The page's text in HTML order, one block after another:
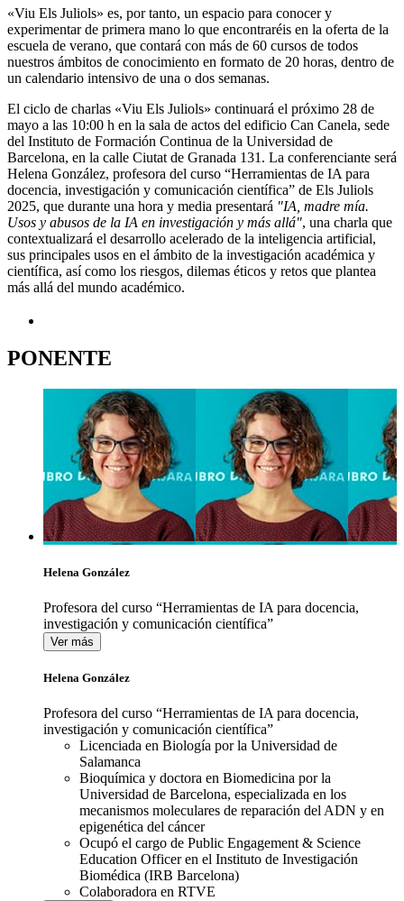
«Viu Els Juliols» es, por tanto, un espacio para conocer y
experimentar de primera mano lo que encontraréis en la oferta de la
escuela de verano, que contará con más de 60 cursos de todos
nuestros ámbitos de conocimiento en formato de 20 horas, dentro de
un calendario intensivo de una o dos semanas.
El ciclo de charlas «Viu Els Juliols» continuará el próximo 28 de
mayo a las 10:00 h en la sala de actos del edificio Can Canela, sede
del Instituto de Formación Continua de la Universidad de
Barcelona, en la calle Ciutat de Granada 131. La conferenciante será
Helena González, profesora del curso “Herramientas de IA para
docencia, investigación y comunicación científica” de Els Juliols
2025, que durante una hora y media presentará "IA, madre mía.
Usos y abusos de la IA en investigación y más allá", una charla que
contextualizará el desarrollo acelerado de la inteligencia artificial,
sus principales usos en el ámbito de la investigación académica y
científica, así como los riesgos, dilemas éticos y retos que plantea
más allá del mundo académico.
PONENTE
Helena González
Profesora del curso “Herramientas de IA para docencia,
investigación y comunicación científica”
Ver más
Helena González
Profesora del curso “Herramientas de IA para docencia,
investigación y comunicación científica”
Licenciada en Biología por la Universidad de
Salamanca
Bioquímica y doctora en Biomedicina por la
Universidad de Barcelona, especializada en los
mecanismos moleculares de reparación del ADN y en
epigenética del cáncer
Ocupó el cargo de Public Engagement & Science
Education Officer en el Instituto de Investigación
Biomédica (IRB Barcelona)
Colaboradora en RTVE